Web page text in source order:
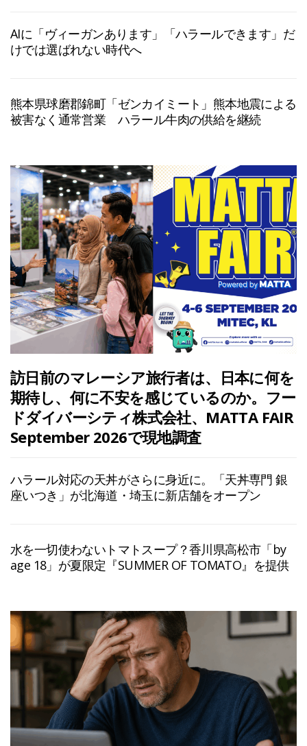
AIに「ヴィーガンあります」「ハラールできます」だ
けでは選ばれない時代へ
熊本県球磨郡錦町「ゼンカイミート」熊本地震による
被害なく通常営業 ハラール牛肉の供給を継続
訪日前のマレーシア旅行者は、日本に何を
期待し、何に不安を感じているのか。フー
ドダイバーシティ株式会社、MATTA FAIR
September 2026で現地調査
ハラール対応の天丼がさらに身近に。「天丼専門 銀
座いつき」が北海道・埼玉に新店舗をオープン
水を一切使わないトマトスープ？香川県高松市「by
age 18」が夏限定『SUMMER OF TOMATO』を提供